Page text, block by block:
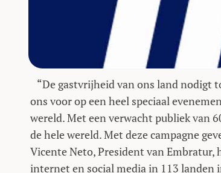
“De gastvrijheid van ons land nodigt
ons voor op een heel speciaal
wereld. Met een verwacht publiek van
de hele wereld. Met deze campagne
Vicente Neto, President van Embratur,
internet en social media in 113 landen